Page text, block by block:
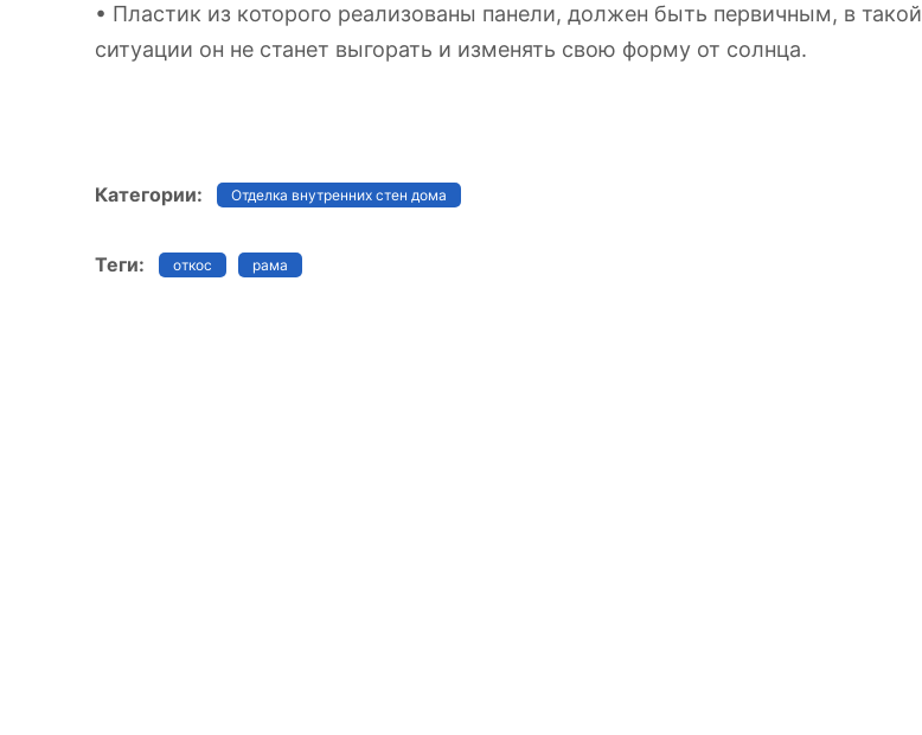
• Пластик из которого реализованы панели, должен быть первичным, в такой
ситуации он не станет выгорать и изменять свою форму от солнца.
Категории: Отделка внутренних стен дома
Теги: откос рама